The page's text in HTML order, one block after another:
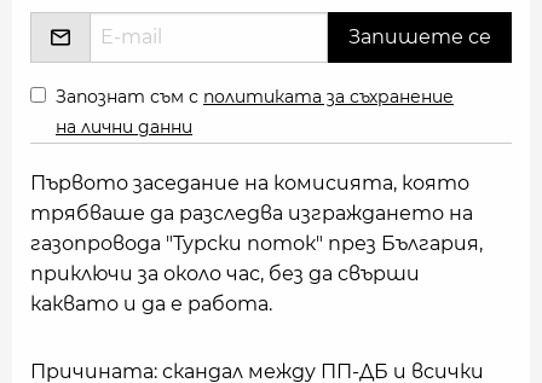
Запознат съм с политиката за съхранение
на лични данни
Първото заседание на комисията, която
трябваше да разследва изграждането на
газопровода "Турски поток" през България,
приключи за около час, без да свърши
каквато и да е работа.
Причината: скандал между ПП-ДБ и всички